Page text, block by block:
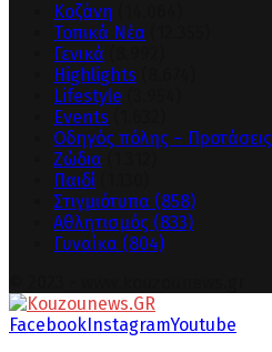
Κοζάνη
Τοπικά Νέα
Γενικά
Highlights
Lifestyle
Events
Οδηγός πόλης – Προτάσεις
Ζώδια
Παιδί
Στιγμιότυπα (858)
Αθλητισμός (833)
Γυναίκα (804)
Facebook InstagramYoutube